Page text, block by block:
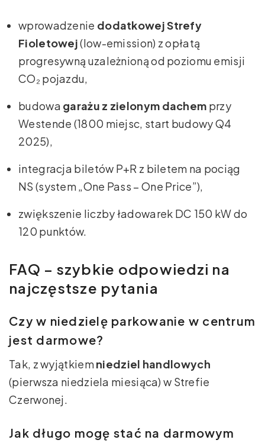
wprowadzenie dodatkowej Strefy
Fioletowej(low-emission) z opłatą
progresywną uzależnioną od poziomu emisji
CO₂ pojazdu,
budowa garażu z zielonym dachem przy
Westende (1800 miejsc, start budowy Q4
2025),
integracja biletów P+R z biletem na pociąg
NS (system „One Pass – One Price”),
zwiększenie liczby ładowarek DC 150 kW do
120 punktów.
FAQ – szybkie odpowiedzi na
najczęstsze pytania
Czy w niedzielę parkowanie w centrum
jest darmowe?
Tak, z wyjątkiemniedziel handlowych
(pierwsza niedziela miesiąca) w Strefie
Czerwonej.
Jak długo mogę stać na darmowym